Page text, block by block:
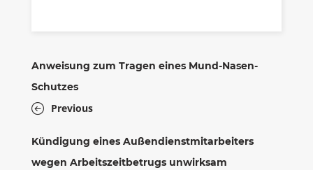
Anweisung zum Tragen eines Mund-Nasen-
Schutzes
Previous
Kündigung eines Außendienstmitarbeiters
wegen Arbeitszeitbetrugs unwirksam